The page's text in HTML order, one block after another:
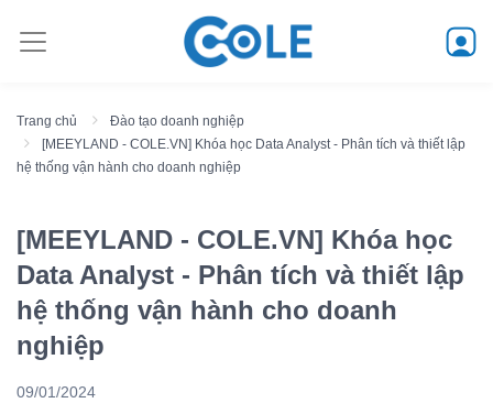
Trang chủ
Đào tạo doanh nghiệp
[MEEYLAND - COLE.VN] Khóa học Data Analyst - Phân tích và thiết lập
hệ thống vận hành cho doanh nghiệp
[MEEYLAND - COLE.VN] Khóa học
Data Analyst - Phân tích và thiết lập
hệ thống vận hành cho doanh
nghiệp
09/01/2024